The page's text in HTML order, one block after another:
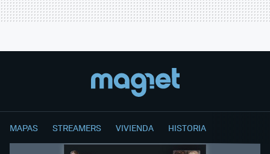
MAPAS STREAMERS VIVIENDA HISTORIA